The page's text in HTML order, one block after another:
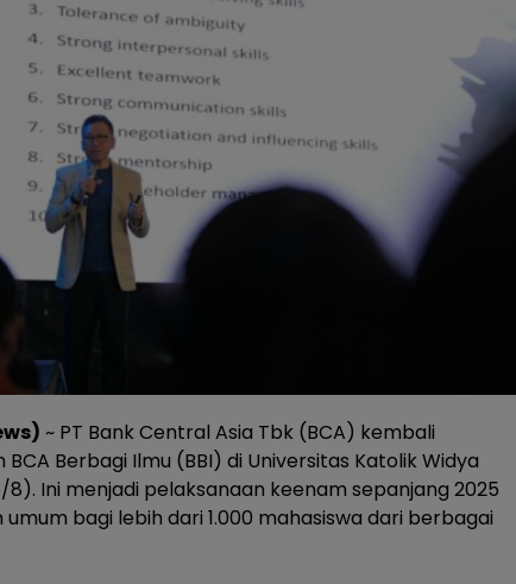
~ PT Bank Central Asia Tbk (BCA) kembali
Berbagi Ilmu (BBI) di Universitas Katolik Widya
8). Ini menjadi pelaksanaan keenam sepanjang 2025
bagi lebih dari 1.000 mahasiswa dari berbagai